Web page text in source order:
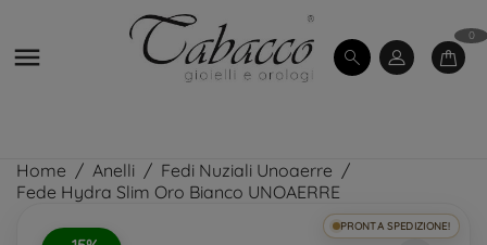

0
Home Anelli
Fedi Nuziali Unoaerre
Fede Hydra Slim Oro Bianco UNOAERRE
PRONTA SPEDIZIONE!